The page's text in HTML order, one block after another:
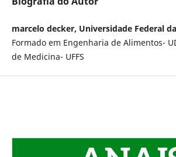
marcelo decker, Universidade Federal
Formado em Engenharia de Alimentos-
de Medicina- UFFS